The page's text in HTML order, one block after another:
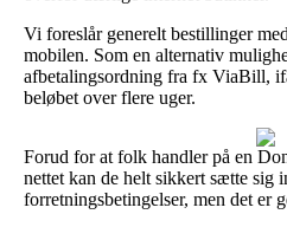
Vi foreslår generelt bestillinger
mobilen. Som en alternativ
afbetalingsordning fra fx ViaBill,
beløbet over flere uger.
Forud for at folk handler på en
nettet kan de helt sikkert sætte sig
forretningsbetingelser, men det er